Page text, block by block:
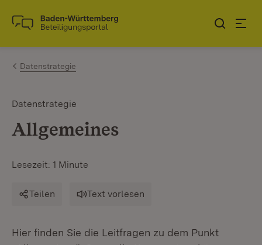
Zum Inhalt springen
Link zur Startseite
Datenstrategie
Datenstrategie
Allgemeines
Lesezeit: 1 Minute
Teilen Text vorlesen
Hier finden Sie die Leitfragen zu dem Punkt